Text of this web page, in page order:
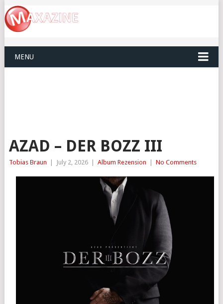
MENU
AZAD – DER BOZZ III
Tobias Braun July 2, 2026 Album Rezension No Comments